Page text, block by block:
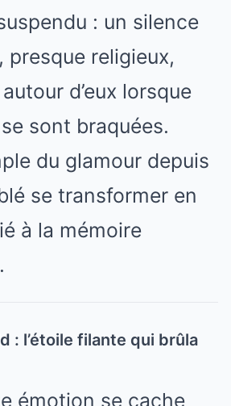
: un silence
presque religieux,
d’eux lorsque
sont braquées.
du glamour depuis
se transformer en
à la mémoire
: l’étoile filante qui brûla
émotion se cache